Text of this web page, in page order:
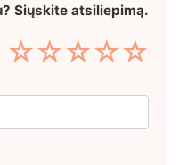
Siųskite atsiliepimą.
☆
☆
☆
☆
☆